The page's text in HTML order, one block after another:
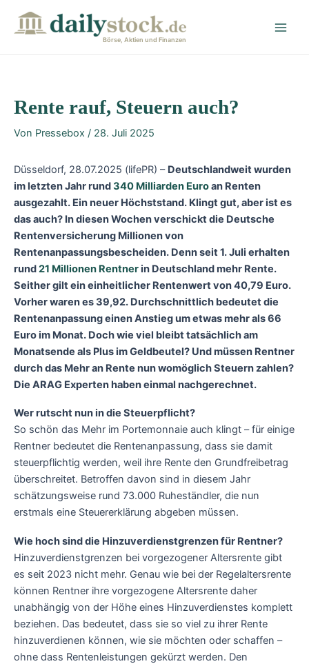
Börse, Aktien und Finanzen
Rente rauf, Steuern auch?
Von Pressebox / 28. Juli 2025
Düsseldorf, 28.07.2025 (lifePR) – Deutschlandweit wurden
im letzten Jahr rund340 Milliarden Euroan Renten
ausgezahlt. Ein neuer Höchststand. Klingt gut, aber ist es
das auch? In diesen Wochen verschickt die Deutsche
Rentenversicherung Millionen von
Rentenanpassungsbescheiden. Denn seit 1. Juli erhalten
rund21 Millionen Rentnerin Deutschland mehr Rente.
Seither gilt ein einheitlicher Rentenwert von 40,79 Euro.
Vorher waren es 39,92. Durchschnittlich bedeutet die
Rentenanpassung einen Anstieg um etwas mehr als 66
Euro im Monat. Doch wie viel bleibt tatsächlich am
Monatsende als Plus im Geldbeutel? Und müssen Rentner
durch das Mehr an Rente nun womöglich Steuern zahlen?
Die ARAG Experten haben einmal nachgerechnet.
Wer rutscht nun in die Steuerpflicht?
So schön das Mehr im Portemonnaie auch klingt – für einige
Rentner bedeutet die Rentenanpassung, dass sie damit
steuerpflichtig werden, weil ihre Rente den Grundfreibetrag
überschreitet. Betroffen davon sind in diesem Jahr
schätzungsweise rund 73.000 Ruheständler, die nun
erstmals eine Steuererklärung abgeben müssen.
Wie hoch sind die Hinzuverdienstgrenzen für Rentner?
Hinzuverdienstgrenzen bei vorgezogener Altersrente gibt
es seit 2023 nicht mehr. Genau wie bei der Regelaltersrente
können Rentner ihre vorgezogene Altersrente daher
unabhängig von der Höhe eines Hinzuverdienstes komplett
beziehen. Das bedeutet, dass sie so viel zu ihrer Rente
hinzuverdienen können, wie sie möchten oder schaffen –
ohne dass Rentenleistungen gekürzt werden. Den